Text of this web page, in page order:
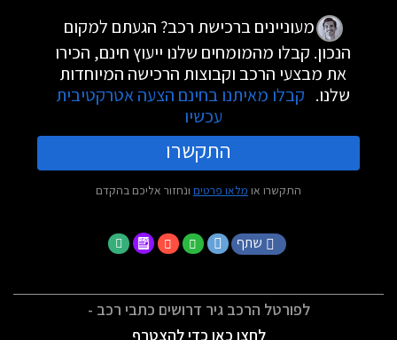
מעוניינים ברכישת רכב? הגעתם למקום
הנכון. קבלו מהמומחים שלנו ייעוץ חינם, הכירו
את מבצעי הרכב וקבוצות הרכישה המיוחדות
שלנו. קבלו מאיתנו בחינם הצעה אטרקטיבית
עכשיו
התקשרו
התקשרו או מלאו פרטים ונחזור אליכם בהקדם
שתף
לפורטל הרכב גיר דרושים כתבי רכב -
לחצו כאן כדי להצטרף